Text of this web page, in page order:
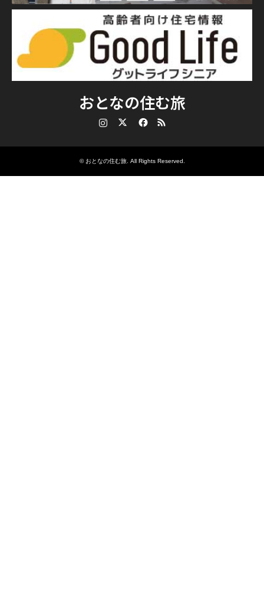
おとなの住む旅
RSS
©おとなの住む旅. All Rights Reserved.